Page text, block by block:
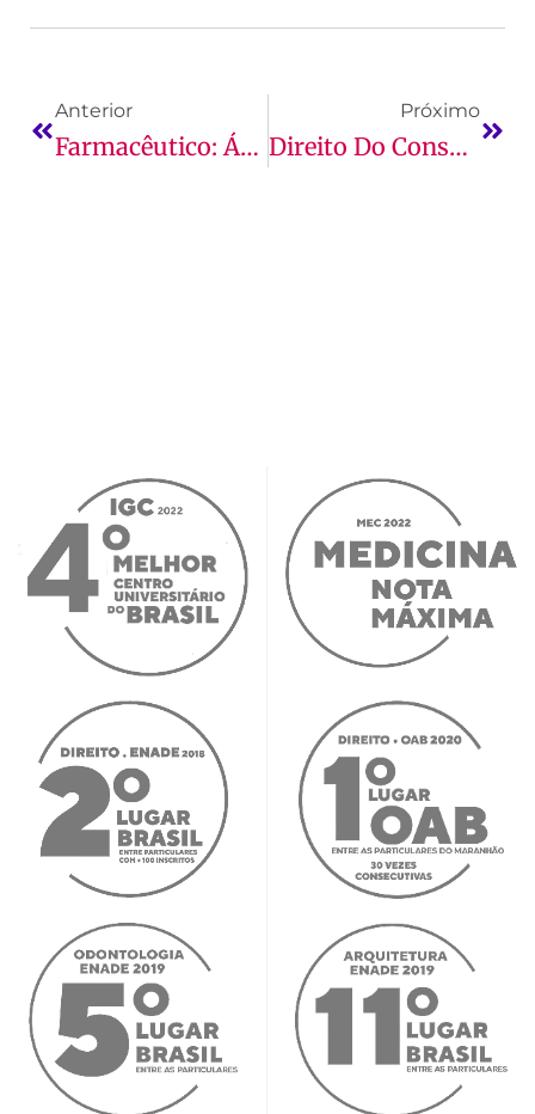
Anterior
Farmacêutico: Áreas De Atuação, Oportunidades, Salário E Mais!
Próximo
Direito Do Consumidor Em Compras Pela Internet